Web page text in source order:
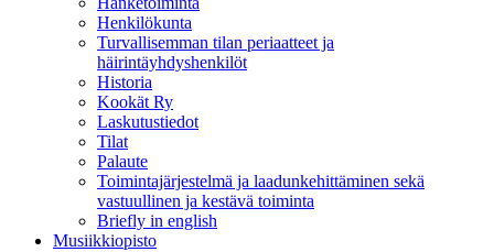
Henkilökunta
Turvallisemman tilan periaatteet ja
häirintäyhdyshenkilöt
Historia
Kookät Ry
Laskutustiedot
Tilat
Palaute
Toimintajärjestelmä ja laadunkehittäminen sekä
vastuullinen ja kestävä toiminta
Briefly in english
Musiikkiopisto